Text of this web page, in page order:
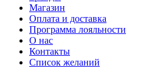
Магазин
Оплата и доставка
Программа лояльности
О нас
Контакты
Список желаний